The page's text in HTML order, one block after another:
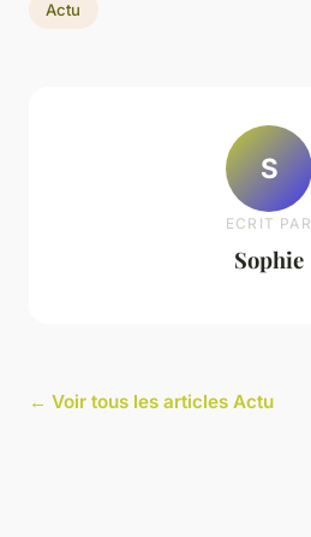
Actu
S
ECRIT PAR
Sophie
← Voir tous les articles Actu